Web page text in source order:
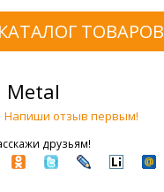
КАТАЛОГ ТОВАРОВ
Metal
Напиши отзыв первым!
друзьям!